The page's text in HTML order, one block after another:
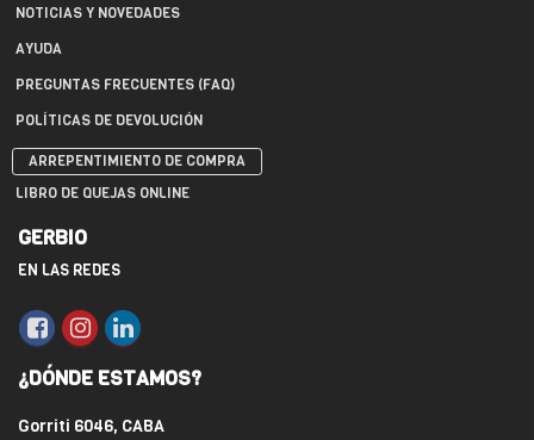
NOTICIAS Y NOVEDADES
AYUDA
PREGUNTAS FRECUENTES (FAQ)
POLÍTICAS DE DEVOLUCIÓN
ARREPENTIMIENTO DE COMPRA
LIBRO DE QUEJAS ONLINE
GERBIO
EN LAS REDES
¿DÓNDE ESTAMOS?
Gorriti 6046, CABA